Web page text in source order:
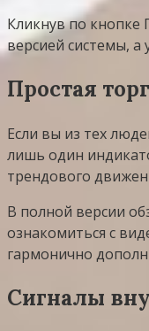
Кликнув по кнопке
версией системы, а
Простая
Если вы из тех
лишь один
трендового
В полной версии
ознакомиться с
гармонично
Сигналы